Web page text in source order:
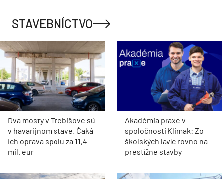
Historická radnica v
Prievoze čaká na obnovu.
Ružinov hľadá
zhotoviteľa rozsiahlej
obnovy
Jeden z posledných
svedkov starej Petržalky.
Získa citlivá
rekonštrukcia rodinného
domu cenu za
architektúru?